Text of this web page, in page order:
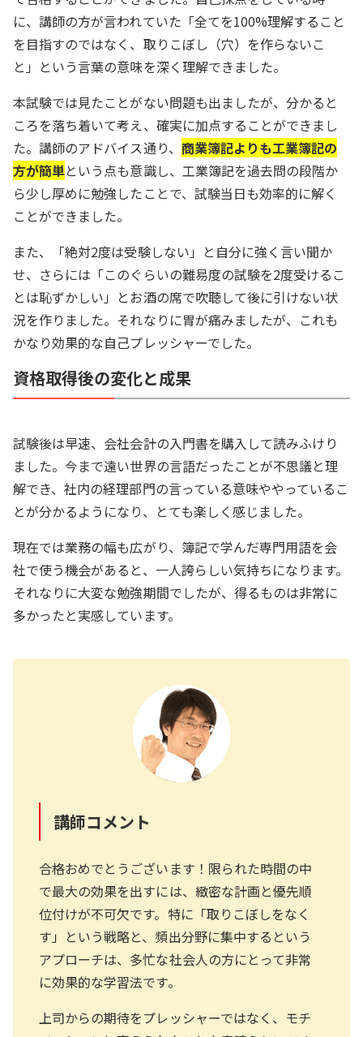
に、講師の方が言われていた「全てを100%理解すること
を目指すのではなく、取りこぼし（穴）を作らないこ
と」という言葉の意味を深く理解できました。
本試験では見たことがない問題も出ましたが、分かると
ころを落ち着いて考え、確実に加点することができまし
た。講師のアドバイス通り、 商業簿記よりも工業簿記の
方が簡単という点も意識し、工業簿記を過去問の段階か
ら少し厚めに勉強したことで、試験当日も効率的に解く
ことができました。
また、「絶対2度は受験しない」と自分に強く言い聞か
せ、さらには「このぐらいの難易度の試験を2度受けるこ
とは恥ずかしい」とお酒の席で吹聴して後に引けない状
況を作りました。それなりに胃が痛みましたが、これも
かなり効果的な自己プレッシャーでした。
資格取得後の変化と成果
試験後は早速、会社会計の入門書を購入して読みふけり
ました。今まで遠い世界の言語だったことが不思議と理
解でき、社内の経理部門の言っている意味ややっているこ
とが分かるようになり、とても楽しく感じました。
現在では業務の幅も広がり、簿記で学んだ専門用語を会
社で使う機会があると、一人誇らしい気持ちになります。
それなりに大変な勉強期間でしたが、得るものは非常に
多かったと実感しています。
講師コメント
合格おめでとうございます！限られた時間の中
で最大の効果を出すには、緻密な計画と優先順
位付けが不可欠です。特に「取りこぼしをなく
す」という戦略と、頻出分野に集中するという
アプローチは、多忙な社会人の方にとって非常
に効果的な学習法です。
上司からの期待をプレッシャーではなく、モチ